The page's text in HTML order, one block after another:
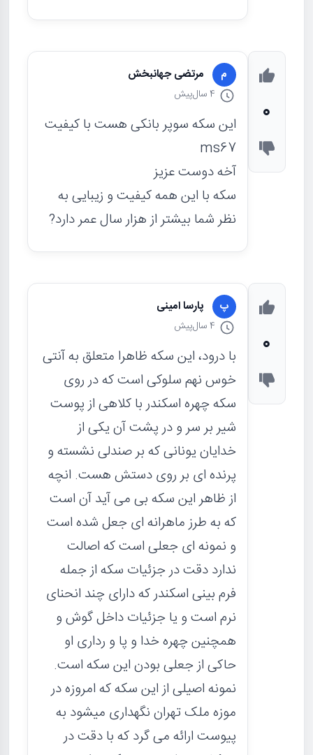
0
م مرتضی جهانبخش
4 سال پیش
این سکه سوپر بانکی هست با کیفیت
ms67
آخه دوست عزیز
سکه با این همه کیفیت و زیبایی به
نظر شما بیشتر از هزار سال عمر دارد?
0
پ پارسا امینی
4 سال پیش
با درود، این سکه ظاهرا متعلق به آنتی
خوس نهم سلوکی است که در روی
سکه چهره اسکندر با کلاهی از پوست
شیر بر سر و در پشت آن یکی از
خدایان یونانی که بر صندلی نشسته و
پرنده ای بر روی دستش هست. انچه
از ظاهر این سکه بی می آید آن است
که به طرز ماهرانه ای جعل شده است
و نمونه ای جعلی است که اصالت
ندارد دقت در جزئیات سکه از جمله
فرم بینی اسکندر که دارای چند انحنای
نرم است و یا جزئیات داخل گوش و
همچنین چهره خدا و پا و رداری او
حاکی از جعلی بودن این سکه است.
نمونه اصیلی از این سکه که امروزه در
موزه ملک تهران نگهداری میشود به
پیوست ارائه می گرد که با دقت در